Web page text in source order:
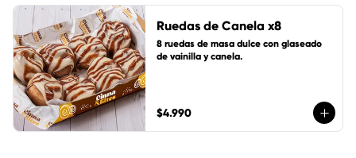
Ruedas de Canela x8
8 ruedas de masa dulce con glaseado
de vainilla y canela.
$4.990